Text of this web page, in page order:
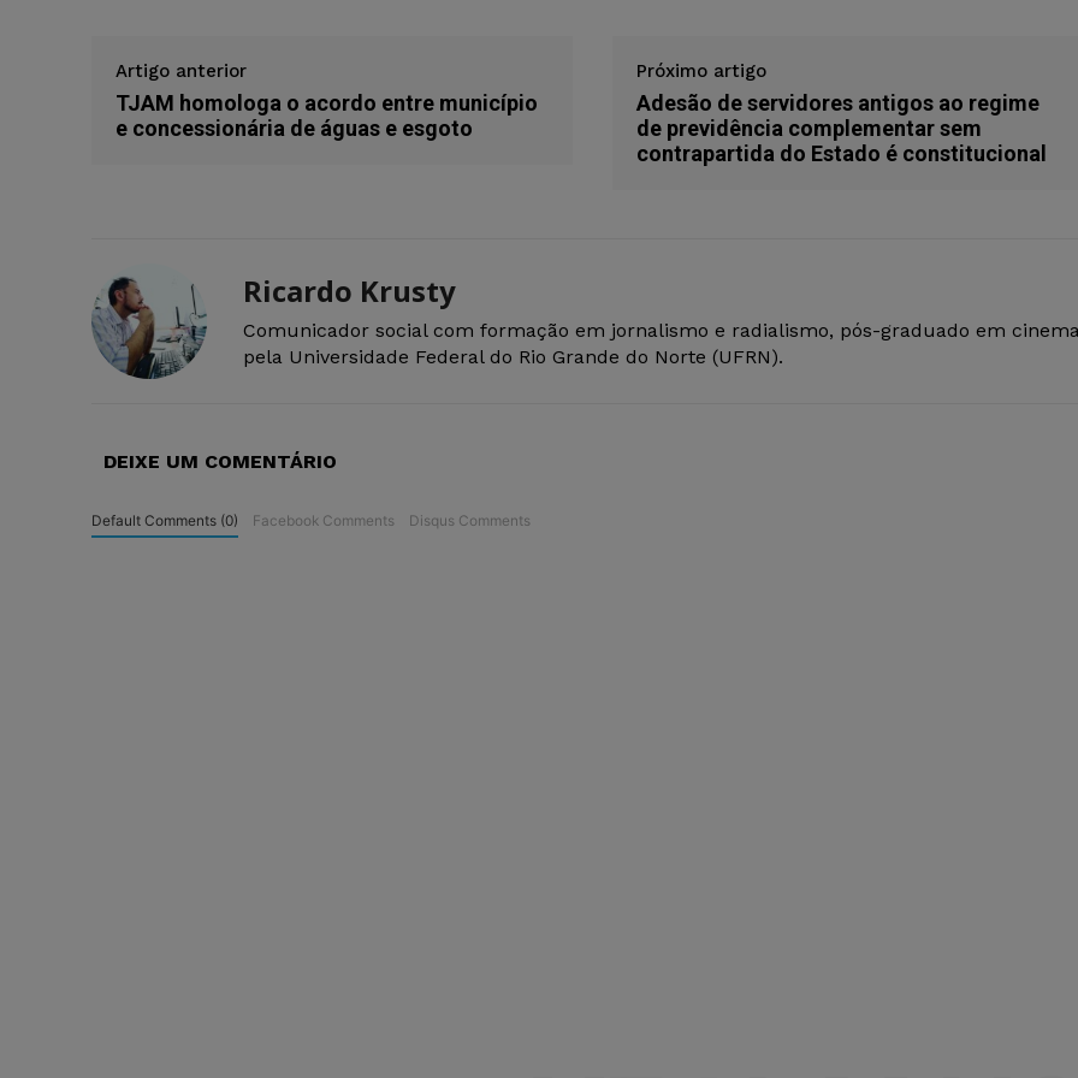
Artigo anterior
TJAM homologa o acordo entre município
e concessionária de águas e esgoto
Próximo artigo
Adesão de servidores antigos ao regime
de previdência complementar sem
contrapartida do Estado é constitucional
Ricardo Krusty
Comunicador social com formação em jornalismo e radialismo, pós-graduado em
pela Universidade Federal do Rio Grande do Norte (UFRN).
DEIXE UM COMENTÁRIO
Default Comments (0) Facebook Comments Disqus Comments